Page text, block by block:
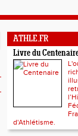
ATHLE.FR
Livre du
d'Athlétisme.